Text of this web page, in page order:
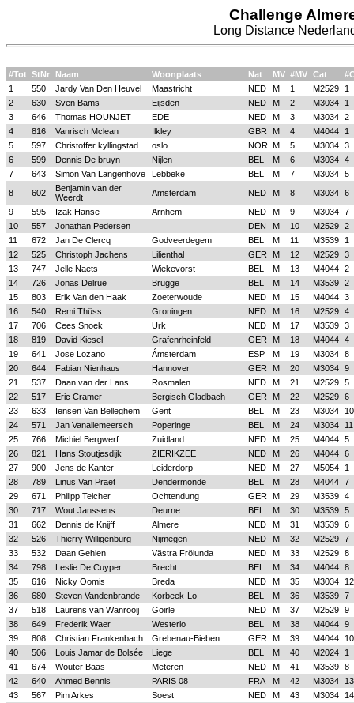
Challenge
Long Distance
#Tot StNr Naam Woonplaats Nat MV #MV Cat
1
550 Jardy Van Den Heuvel Maastricht NED M 1 M2529
1
2
630 Sven Bams Eijsden NED M 2 M3034
1
3
646 Thomas HOUNJET EDE NED M 3 M3034 2
4
816 Vanrisch Mclean Ilkley GBR M 4 M4044
1
5
597 Christoffer kyllingstad oslo NOR M 5 M3034 3
6
599 Dennis De bruyn Nijlen BEL M 6 M3034 4
7
643 Simon Van Langenhove Lebbeke BEL M 7 M3034 5
8
602
Benjamin van der
Weerdt
Amsterdam NED M 8 M3034 6
9
595 Izak Hanse Arnhem NED M 9 M3034 7
10
557 Jonathan Pedersen DEN M 10 M2529 2
11
672 Jan De Clercq Godveerdegem BEL M 11 M3539
1
12
525 Christoph Jachens Lilienthal GER M 12 M2529 3
13
747 Jelle Naets Wiekevorst BEL M 13 M4044 2
14
726 Jonas Delrue Brugge BEL M 14 M3539 2
15
803 Erik Van den Haak Zoeterwoude NED M 15 M4044 3
16
540 Remi Thüss Groningen NED M 16 M2529 4
17
706 Cees Snoek Urk NED M 17 M3539 3
18
819 David Kiesel Grafenrheinfeld GER M 18 M4044 4
19
641 Jose Lozano Ámsterdam ESP M 19 M3034 8
20
644 Fabian Nienhaus Hannover GER M 20 M3034 9
21
537 Daan van der Lans Rosmalen NED M 21 M2529 5
22
517 Eric Cramer Bergisch Gladbach GER M 22 M2529 6
23
633 Iensen Van Belleghem Gent BEL M 23 M3034
10
24
571 Jan Vanallemeersch Poperinge BEL M 24 M3034
11
25
766 Michiel Bergwerf Zuidland NED M 25 M4044 5
26
821 Hans Stoutjesdijk ZIERIKZEE NED M 26 M4044 6
27
900 Jens de Kanter Leiderdorp NED M 27 M5054
1
28
789 Linus Van Praet Dendermonde BEL M 28 M4044 7
29
671 Philipp Teicher Ochtendung GER M 29 M3539 4
30
717 Wout Janssens Deurne BEL M 30 M3539 5
31
662 Dennis de Knijff Almere NED M 31 M3539 6
32
526 Thierry Willigenburg Nijmegen NED M 32 M2529 7
33
532 Daan Gehlen Västra Frölunda NED M 33 M2529 8
34
798 Leslie De Cuyper Brecht BEL M 34 M4044 8
35
616 Nicky Oomis Breda NED M 35 M3034
12
36
680 Steven Vandenbrande Korbeek-Lo BEL M 36 M3539 7
37
518 Laurens van Wanrooij Goirle NED M 37 M2529 9
38
649 Frederik Waer Westerlo BEL M 38 M4044 9
39
808 Christian Frankenbach Grebenau-Bieben GER M 39 M4044
10
40
506 Louis Jamar de Bolsée Liege BEL M 40 M2024
1
41
674 Wouter Baas Meteren NED M 41 M3539 8
42
640 Ahmed Bennis PARIS 08 FRA M 42 M3034
13
43
567 Pim Arkes Soest NED M 43 M3034
14